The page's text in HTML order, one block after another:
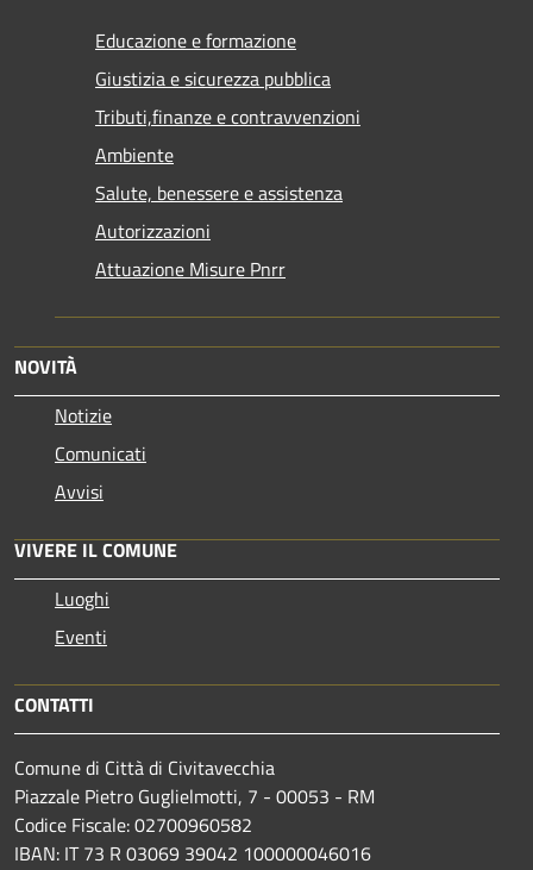
Educazione e formazione
Giustizia e sicurezza pubblica
Tributi,finanze e contravvenzioni
Ambiente
Salute, benessere e assistenza
Autorizzazioni
Attuazione Misure Pnrr
NOVITÀ
Notizie
Comunicati
Avvisi
VIVERE IL COMUNE
Luoghi
Eventi
CONTATTI
Comune di Città di Civitavecchia
Piazzale Pietro Guglielmotti, 7 - 00053 - RM
Codice Fiscale: 02700960582
IBAN: IT 73 R 03069 39042 100000046016